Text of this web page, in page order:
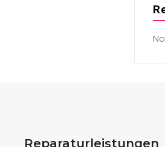
Reparaturleistungen